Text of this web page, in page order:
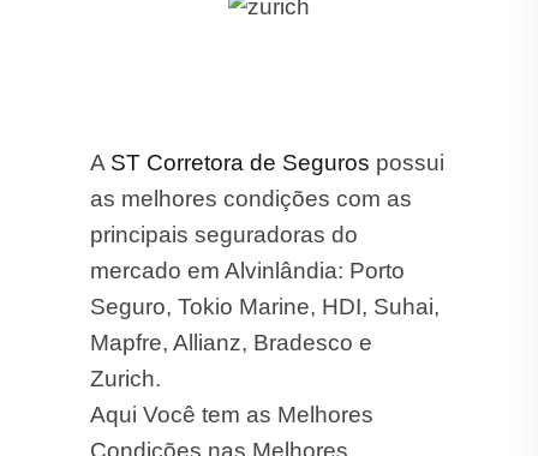
A ST Corretora de Seguros possui
as melhores condições com as
principais seguradoras do
mercado em Alvinlândia: Porto
Seguro, Tokio Marine, HDI, Suhai,
Mapfre, Allianz, Bradesco e
Zurich.
Aqui Você tem as Melhores